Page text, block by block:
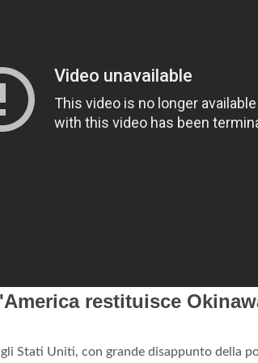
restituisce
Stati Uniti, con grande disappunto della